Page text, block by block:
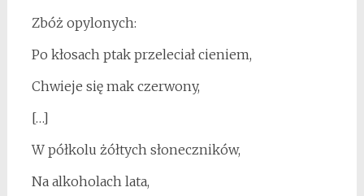
Zbóż opylonych:
Po kłosach ptak przeleciał cieniem,
Chwieje się mak czerwony,
[…]
W półkolu żółtych słoneczników,
Na alkoholach lata,